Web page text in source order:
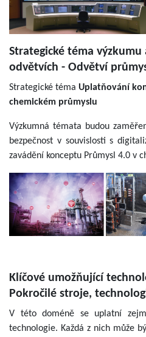
Strategické téma
odvětvích - Odvětví
Strategické téma Uplatňování
chemickém průmyslu
Výzkumná témata budou
bezpečnost v souvislosti s
zavádění konceptu Průmysl 4.0 v
Klíčové umožňující
Pokročilé stroje,
V této doméně se uplatní
technologie. Každá z nich může